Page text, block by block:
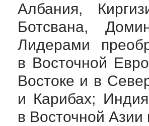
Албания,
Ботсвана,
Лидерами
в Восточной
Востоке и в
и Карибах;
в Восточной Азии